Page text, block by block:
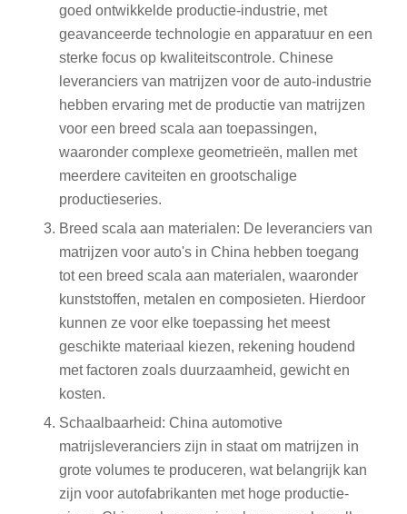
goed ontwikkelde productie-industrie, met
geavanceerde technologie en apparatuur en een
sterke focus op kwaliteitscontrole. Chinese
leveranciers van matrijzen voor de auto-industrie
hebben ervaring met de productie van matrijzen
voor een breed scala aan toepassingen,
waaronder complexe geometrieën, mallen met
meerdere caviteiten en grootschalige
productieseries.
Breed scala aan materialen: De leveranciers van
matrijzen voor auto's in China hebben toegang
tot een breed scala aan materialen, waaronder
kunststoffen, metalen en composieten. Hierdoor
kunnen ze voor elke toepassing het meest
geschikte materiaal kiezen, rekening houdend
met factoren zoals duurzaamheid, gewicht en
kosten.
Schaalbaarheid: China automotive
matrijsleveranciers zijn in staat om matrijzen in
grote volumes te produceren, wat belangrijk kan
zijn voor autofabrikanten met hoge productie-